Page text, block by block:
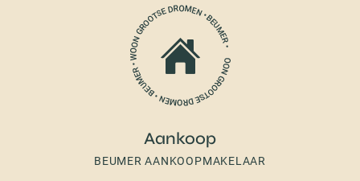
Aankoop
BEUMER AANKOOPMAKELAAR